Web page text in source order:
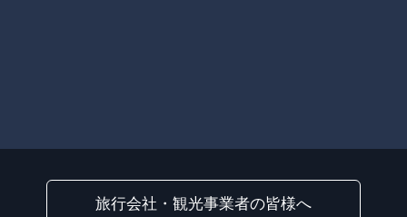
旅行会社・観光事業者の皆様へ